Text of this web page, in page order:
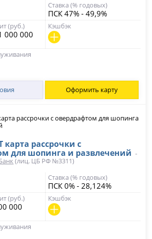
Ставка (% годовых)
ПСК 47% - 49,9%
(руб.)
000 000
Кэшбэк
Оформить карту
карта рассрочки с
для шопинга и развлечений -
(лиц. ЦБ РФ №3311)
Ставка (% годовых)
ПСК 0% - 28,124%
(руб.)
000
Кэшбэк